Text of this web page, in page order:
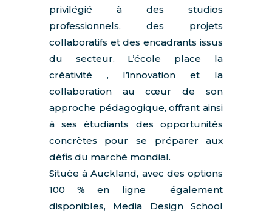
privilégié à des studios
professionnels, des projets
collaboratifs et des encadrants issus
du secteur. L’école place la
créativité , l’innovation et la
collaboration au cœur de son
approche pédagogique, offrant ainsi
à ses étudiants des opportunités
concrètes pour se préparer aux
défis du marché mondial.
Située à Auckland, avec des options
100 % en ligne également
disponibles, Media Design School